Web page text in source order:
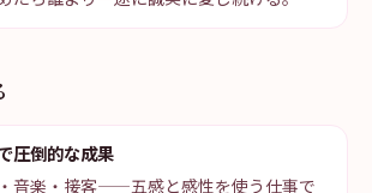
圧倒的な成果
音楽・接客——五感と感性を使う仕事で